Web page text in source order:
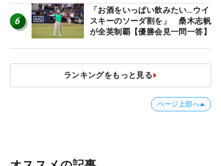
6
「お酒をいっぱい飲みたい…ウイ
スキーのソーダ割を」 桑木志帆
が全英制覇【優勝会見一問一答】
ランキングをもっと見る
ページ上部へ